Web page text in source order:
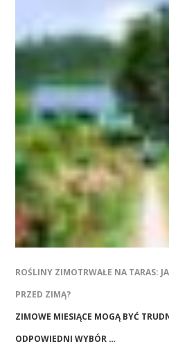
ROŚLINY ZIMOTRWAŁE NA TARAS:
PRZED ZIMĄ?
ZIMOWE MIESIĄCE MOGĄ BYĆ
ODPOWIEDNI WYBÓR …